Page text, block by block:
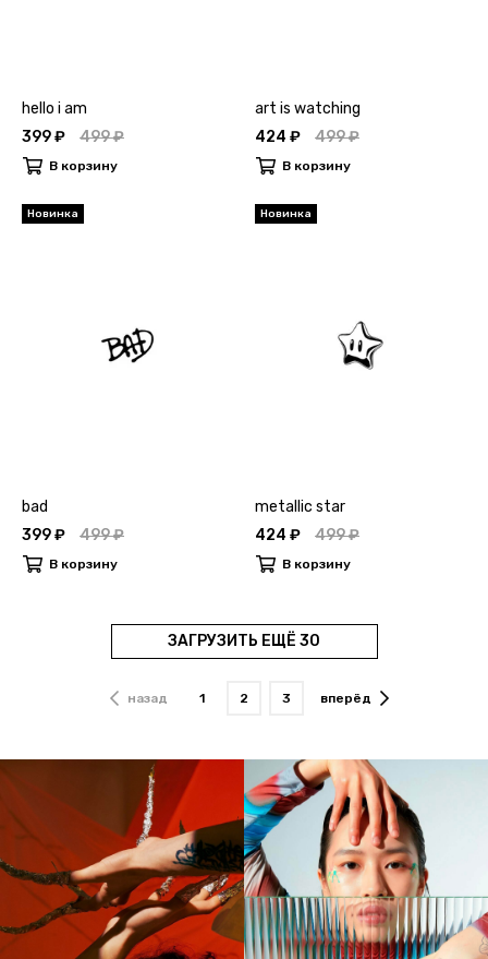
hello i am
399 ₽
499 ₽
В корзину
art is watching
424 ₽
499 ₽
В корзину
Новинка
bad
399 ₽
499 ₽
В корзину
Новинка
metallic star
424 ₽
499 ₽
В корзину
ЗАГРУЗИТЬ ЕЩЁ 30
назад 1 2 3 вперёд